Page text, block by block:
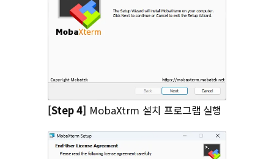
[Step 4] MobaXtrm 설치 프로그램 실행